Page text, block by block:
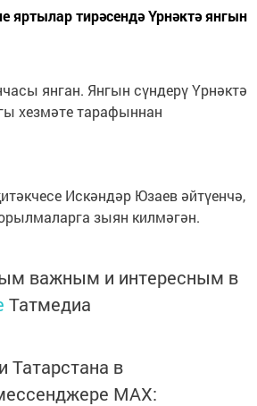
яртылар тирәсендә Үрнәктә янгын
янган. Янгын сүндерү Үрнәктә
хезмәте тарафыннан
Искәндәр Юзаев әйтүенчә,
зыян килмәгән.
важным и интересным в
Татмедиа
Татарстана в
MАХ: